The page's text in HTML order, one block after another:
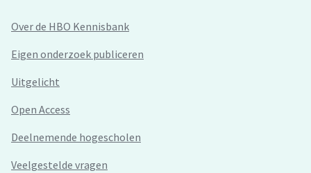
Over de HBO Kennisbank
Eigen onderzoek publiceren
Uitgelicht
Open Access
Deelnemende hogescholen
Veelgestelde vragen